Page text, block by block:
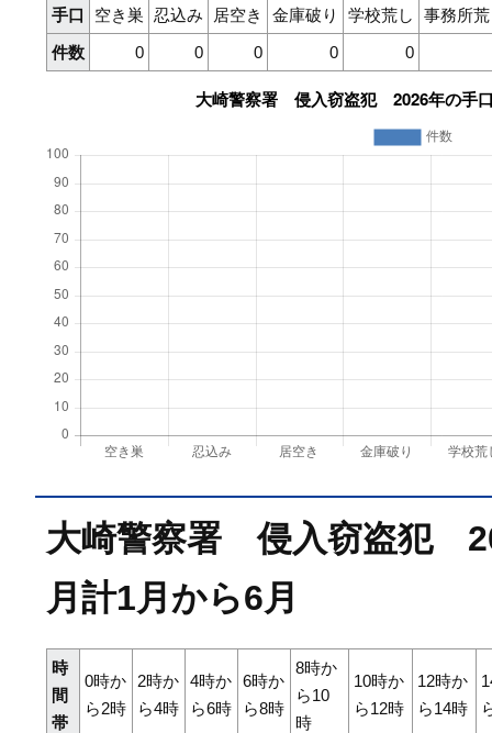
手口 空き巣 忍込み 居空き 金庫破り 学校荒し
事務所
件数
0 0 0 0 0
大崎警察署 侵入窃盗犯
月計1月から6月
時
間
帯
0時か
ら2時
2時か
ら4時
4時か
ら6時
6時か
ら8時
8時か
ら10
時
10時か
ら12時
12時か
ら14時